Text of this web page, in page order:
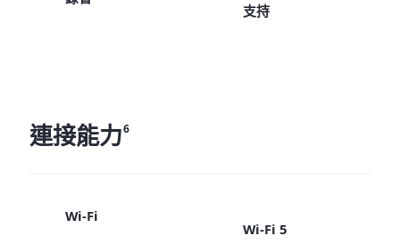
支持
連接能力6
Wi-Fi
Wi-Fi 5